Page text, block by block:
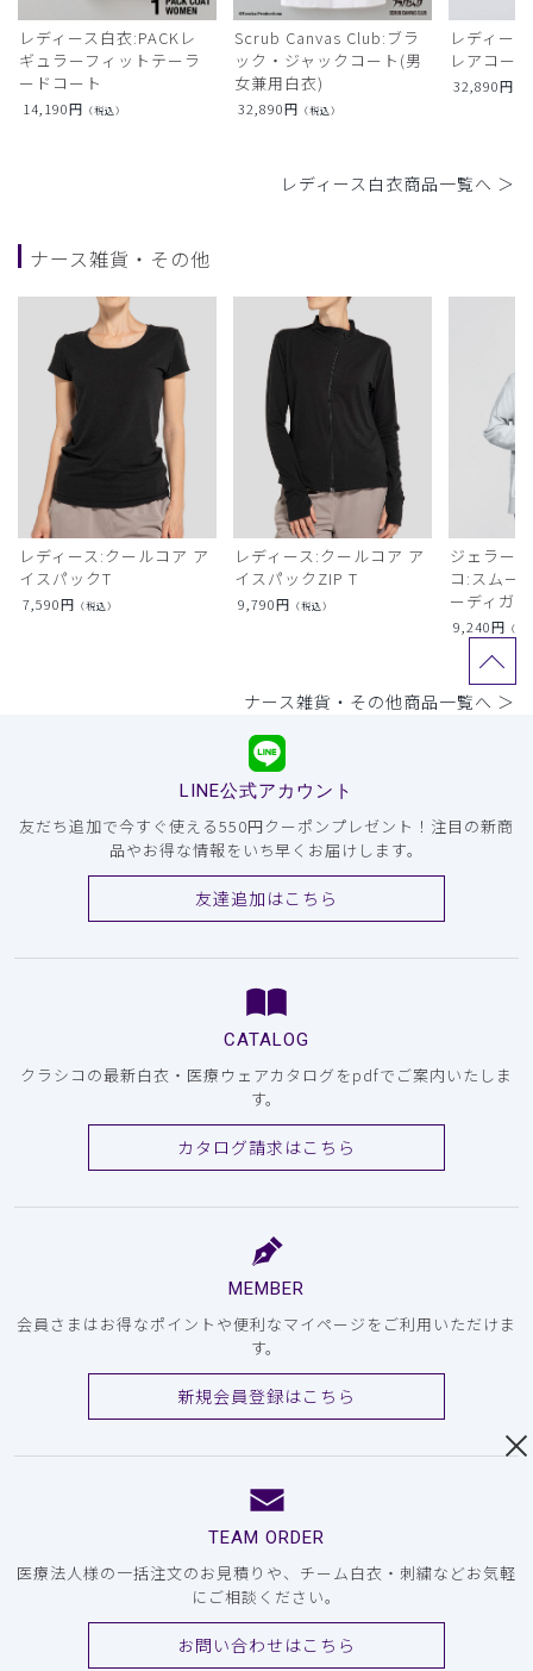
レディース白衣:PACKレ
ギュラーフィットテーラ
ードコート
14,190円 （税込）
Scrub Canvas Club:ブラ
ック・ジャックコート(男
女兼用白衣)
32,890円 （税込）
レディー
レアコート
32,890円
レディース白衣商品一覧へ ＞
ナース雑貨・その他
レディース:クールコア ア
イスパックT
7,590円 （税込）
レディース:クールコア ア
イスパックZIP T
9,790円 （税込）
ジェラー
コ:スムー
ーディガン
9,240円 （税
ナース雑貨・その他商品一覧へ ＞
LINE公式アカウント
友だち追加で今すぐ使える550円クーポンプレゼント！注目の新商
品やお得な情報をいち早くお届けします。
友達追加はこちら
CATALOG
クラシコの最新白衣・医療ウェアカタログをpdfでご案内いたしま
す。
カタログ請求はこちら
MEMBER
会員さまはお得なポイントや便利なマイページをご利用いただけま
す。
新規会員登録はこちら
TEAM ORDER
医療法人様の一括注文のお見積りや、チーム白衣・刺繍などお気軽
にご相談ください。
お問い合わせはこちら